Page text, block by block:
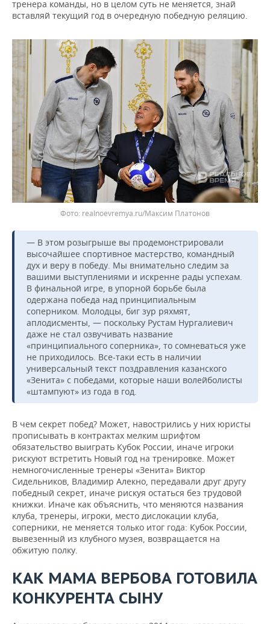
тренера команды, но в целом суть не меняется, знай
вставляй текущий год в очередную победную реляцию.
realnoevremya.ru/Максим Платонов
— В этом розыгрыше вы продемонстрировали
высочайшее спортивное мастерство, командный
дух и веру в победу. Мы внимательно следим за
вашими выступлениями и искренне рады успехам.
В финальной игре, в упорной борьбе была
одержана победа над принципиальным
соперником. Молодцы, биг зур ряхмят,
аплодисменты, — поскольку Рустам Нургалиевич
даже не стал озвучивать название
«принципиального соперника», то сомневаться уже
не приходилось. Все-таки есть в наличии
универсальный текст поздравления казанского
«Зенита» с победами, которые наши волейболисты
«штампуют» из года в год.
В чем секрет побед? Может, навострились у них юристы
прописывать в контрактах мелким шрифтом
обязательство выиграть Кубок России, иначе игроки
рискуют встретить Новый год на тренировке. Может
немногочисленные тренеры «Зенита» Виктор
Сидельников, Владимир Алекно, передавали друг другу
победный секрет, иначе рискуя остаться без трудовой
книжки. Иначе как объяснить, что меняются названия
клуба, тренеры, игроки, место дислокации клуба,
соперники, не меняется только итог года: Кубок России,
вывезенный из клубного музея, возвращается на
обжитую полку.
КАК МАМА ВЕРБОВА ГОТОВИЛА
КОНКУРЕНТА СЫНУ